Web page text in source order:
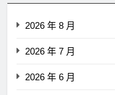
2026 年 8 月
2026 年 7 月
2026 年 6 月